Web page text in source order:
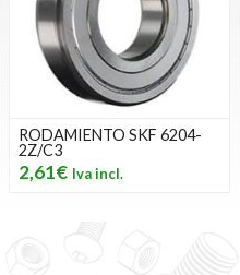
RODAMIENTO SKF 6204-
2Z/C3
2,61€